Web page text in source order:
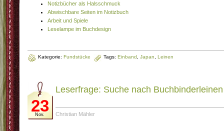
Notizbücher als Halsschmuck
Abwischbare Seiten im Notizbuch
Arbeit und Spiele
Leselampe im Buchdesign
Kategorie: Fundstücke Tags: Einband Japan Leinen
23
Nov.
Leserfrage: Suche nach Buchbinderleinen
Christian Mähler